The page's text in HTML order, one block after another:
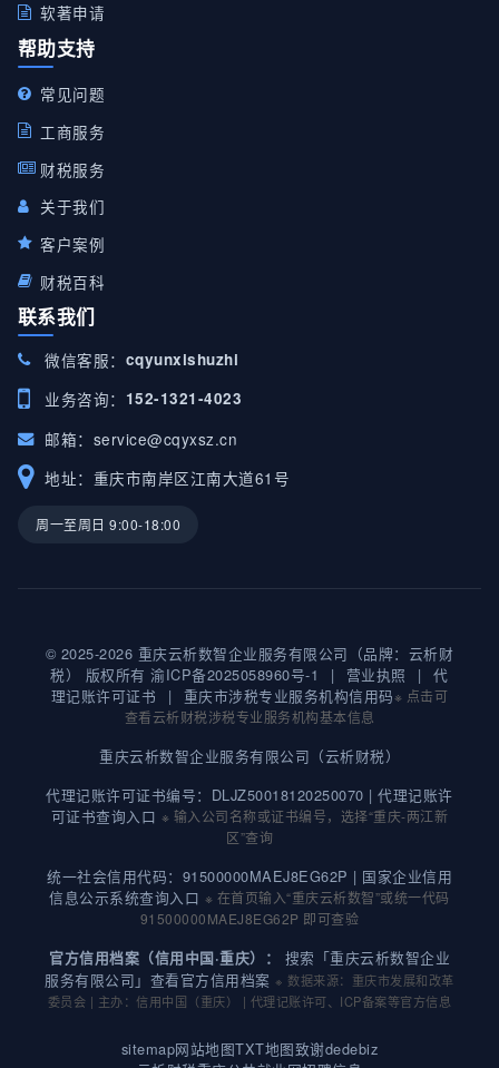
软著申请
帮助支持
常见问题
工商服务
财税服务
关于我们
客户案例
财税百科
联系我们
微信客服： cqyunxishuzhi
业务咨询： 152-1321-4023
邮箱： service@cqyxsz.cn
地址：重庆市南岸区江南大道61号
周一至周日 9:00-18:00
© 2025-2026 重庆云析数智企业服务有限公司（品牌：云析财
税） 版权所有渝ICP备2025058960号-1 | 营业执照 |
代
理记账许可证书
| 重庆市涉税专业服务机构信用码※ 点击可
查看云析财税涉税专业服务机构基本信息
重庆云析数智企业服务有限公司（云析财税）
代理记账许可证书编号：DLJZ50018120250070 |代理记账许
可证书查询入口 ※ 输入公司名称或证书编号，选择“重庆-两江新
区”查询
统一社会信用代码：91500000MAEJ8EG62P | 国家企业信用
信息公示系统查询入口 ※ 在首页输入“重庆云析数智”或统一代码
91500000MAEJ8EG62P 即可查验
官方信用档案（信用中国·重庆）：
搜索「重庆云析数智企业
服务有限公司」查看官方信用档案※ 数据来源：重庆市发展和改革
委员会 | 主办：信用中国（重庆） | 代理记账许可、ICP备案等官方信息
sitemap网站地图TXT地图致谢dedebiz